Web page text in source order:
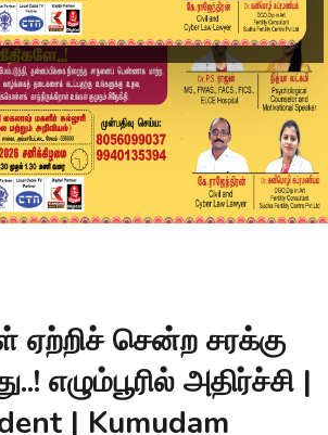
ஏற்றிச் சென்ற சரக்கு
எழும்பூரில் அதிர்ச்சி |
| Kumudam